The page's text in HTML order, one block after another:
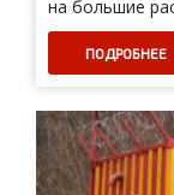
на большие
ПОДРОБНЕЕ